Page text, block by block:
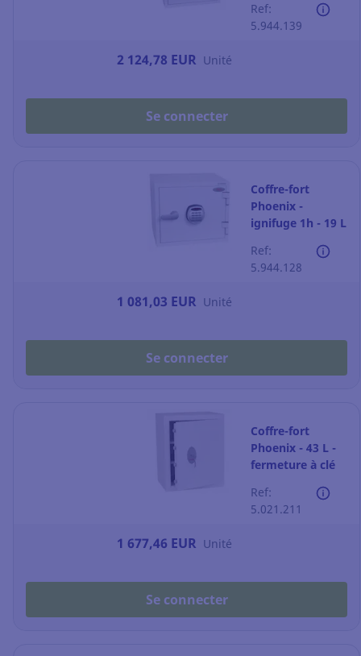
code
Ref:
5.944.139
2 124,78 EUR Unité
Se connecter
Coffre-fort
Phoenix -
ignifuge 1h - 19 L
code
Ref:
5.944.128
1 081,03 EUR Unité
Se connecter
Coffre-fort
Phoenix - 43 L -
fermeture à clé
Ref:
5.021.211
1 677,46 EUR Unité
Se connecter